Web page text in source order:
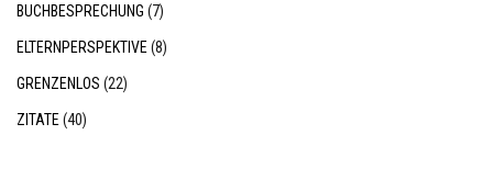
BUCHBESPRECHUNG (7)
ELTERNPERSPEKTIVE (8)
GRENZENLOS (22)
ZITATE (40)